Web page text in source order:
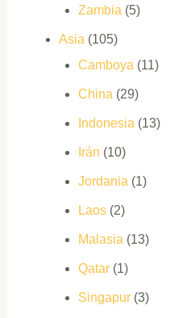
Zambia (5)
Asia (105)
Camboya (11)
China (29)
Indonesia (13)
Irán (10)
Jordania (1)
Laos(2)
Malasia (13)
Qatar(1)
Singapur(3)